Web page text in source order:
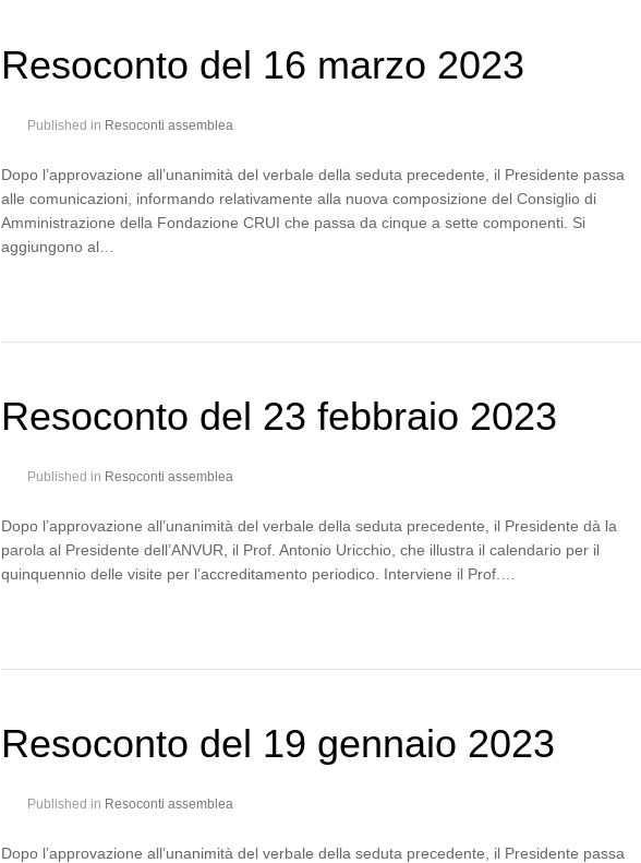
Resoconto del 16 marzo 2023
Published in Resoconti assemblea
Dopo l’approvazione all’unanimità del verbale della seduta precedente, il Presidente passa
alle comunicazioni, informando relativamente alla nuova composizione del Consiglio di
Amministrazione della Fondazione CRUI che passa da cinque a sette componenti. Si
aggiungono al…
Resoconto del 23 febbraio 2023
Published in Resoconti assemblea
Dopo l’approvazione all’unanimità del verbale della seduta precedente, il Presidente dà la
parola al Presidente dell’ANVUR, il Prof. Antonio Uricchio, che illustra il calendario per il
quinquennio delle visite per l’accreditamento periodico. Interviene il Prof.…
Resoconto del 19 gennaio 2023
Published in Resoconti assemblea
Dopo l’approvazione all’unanimità del verbale della seduta precedente, il Presidente passa